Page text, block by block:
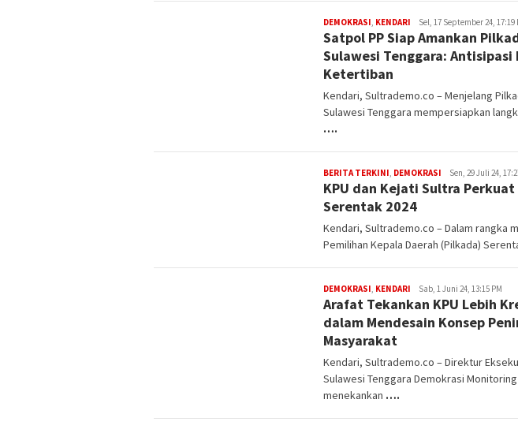
DEMOKRASI, KENDARI Muhammad
Sulhijah
Sel, 17 September 24, 17:19
Satpol PP Siap Amankan
Sulawesi Tenggara:
Ketertiban
Kendari, Sultrademo.co – Menjelang
Sulawesi Tenggara mempersiapkan
….
BERITA TERKINI, DEMOKRASI Muhammad
Sulhijah
Sen, 29 Juli 24,
KPU dan Kejati Sultra
Serentak 2024
Kendari, Sultrademo.co – Dalam rangka
Pemilihan Kepala Daerah (Pilkada)
DEMOKRASI, KENDARI admin
sultrademo
Sab, 1 Juni 24, 13:15 PM
Arafat Tekankan KPU Lebih
dalam Mendesain Konsep
Masyarakat
Kendari, Sultrademo.co – Direktur
Sulawesi Tenggara Demokrasi
menekankan ….